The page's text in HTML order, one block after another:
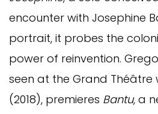
encounter with Josephine
portrait, it probes the
power of reinvention.
seen at the Grand Théâtre
(2018), premieres Bantu, a